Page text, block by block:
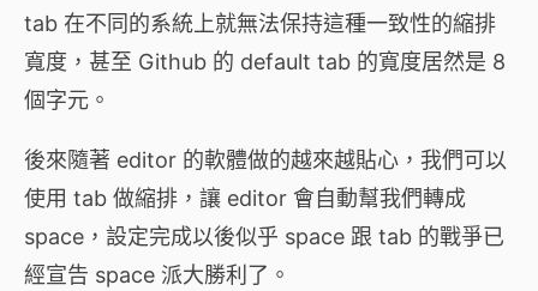
tab 在不同的系統上就無法保持這種一致性的縮排
寬度，甚至 Github 的 default tab 的寬度居然是 8
個字元。
後來隨著 editor 的軟體做的越來越貼心，我們可以
使用 tab 做縮排，讓 editor 會自動幫我們轉成
space，設定完成以後似乎 space 跟 tab 的戰爭已
經宣告 space 派大勝利了。